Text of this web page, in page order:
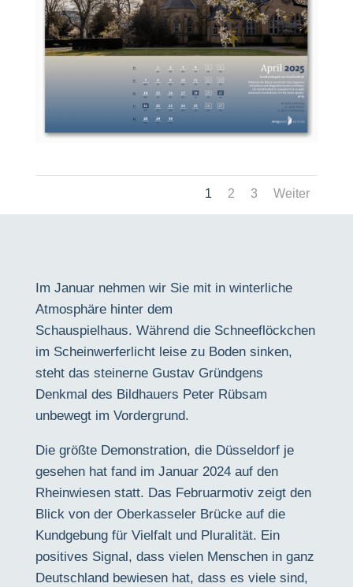
1 2 3 Weiter
Im Januar nehmen wir Sie mit in winterliche
Atmosphäre hinter dem
Schauspielhaus. Während die Schneeflöckchen
im Scheinwerferlicht leise zu Boden sinken,
steht das steinerne Gustav Gründgens
Denkmal des Bildhauers Peter Rübsam
unbewegt im Vordergrund.
Die größte Demonstration, die Düsseldorf je
gesehen hat fand im Januar 2024 auf den
Rheinwiesen statt. Das Februarmotiv zeigt den
Blick von der Oberkasseler Brücke auf die
Kundgebung für Vielfalt und Pluralität. Ein
positives Signal, dass vielen Menschen in ganz
Deutschland bewiesen hat, dass es viele sind,